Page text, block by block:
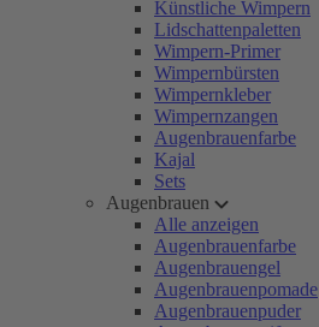
Künstliche Wimpern
Lidschattenpaletten
Wimpern-Primer
Wimpernbürsten
Wimpernkleber
Wimpernzangen
Augenbrauenfarbe
Kajal
Sets
Augenbrauen
Alle anzeigen
Augenbrauenfarbe
Augenbrauengel
Augenbrauenpomade
Augenbrauenpuder